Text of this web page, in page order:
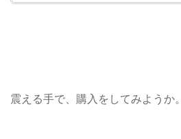
震える手で、購入をしてみようか。